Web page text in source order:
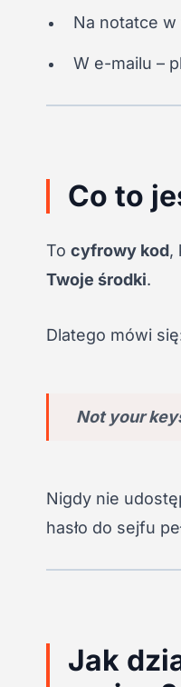
Na notatce
W e-mailu –
Co to
To cyfrowy kod,
Twoje środki.
Dlatego mówi
Not your
Nigdy nie
hasło do sejfu
Jak